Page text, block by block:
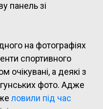
панель зі
на фотографіях
спортивного
очікувані, а деякі з
фото. Адже
ловили під час